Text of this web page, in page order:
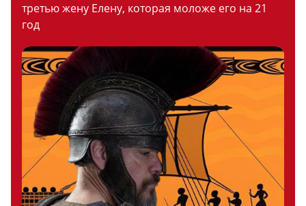
третью жену Елену, которая моложе его на 21
год